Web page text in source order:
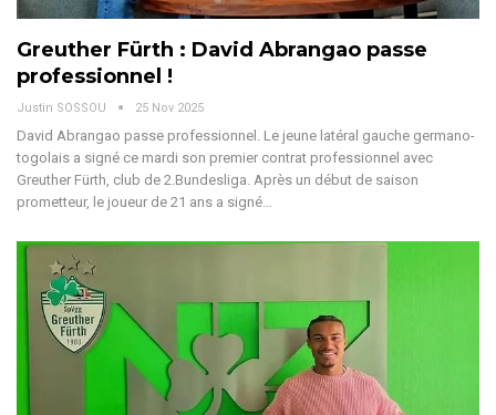
Greuther Fürth : David Abrangao passe
professionnel !
Justin SOSSOU 25 Nov 2025
David Abrangao passe professionnel. Le jeune latéral gauche germano-
togolais a signé ce mardi son premier contrat professionnel avec
Greuther Fürth, club de 2.Bundesliga. Après un début de saison
prometteur, le joueur de 21 ans a signé